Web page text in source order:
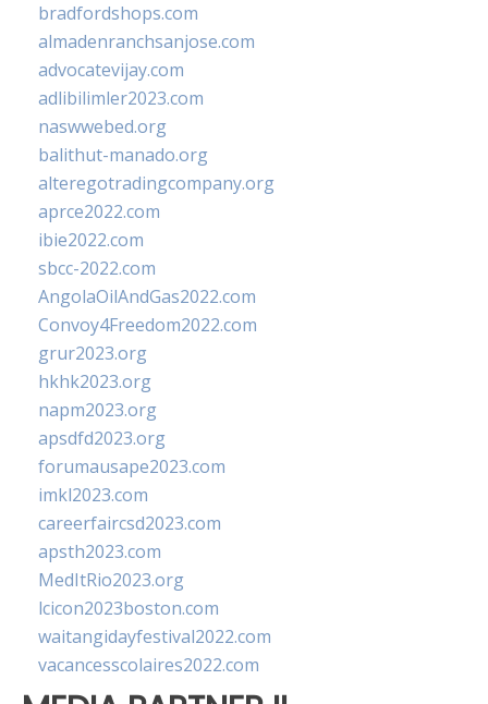
bradfordshops.com
almadenranchsanjose.com
advocatevijay.com
adlibilimler2023.com
naswwebed.org
balithut-manado.org
alteregotradingcompany.org
aprce2022.com
ibie2022.com
sbcc-2022.com
AngolaOilAndGas2022.com
Convoy4Freedom2022.com
grur2023.org
hkhk2023.org
napm2023.org
apsdfd2023.org
forumausape2023.com
imkl2023.com
careerfaircsd2023.com
apsth2023.com
MedItRio2023.org
lcicon2023boston.com
waitangidayfestival2022.com
vacancesscolaires2022.com